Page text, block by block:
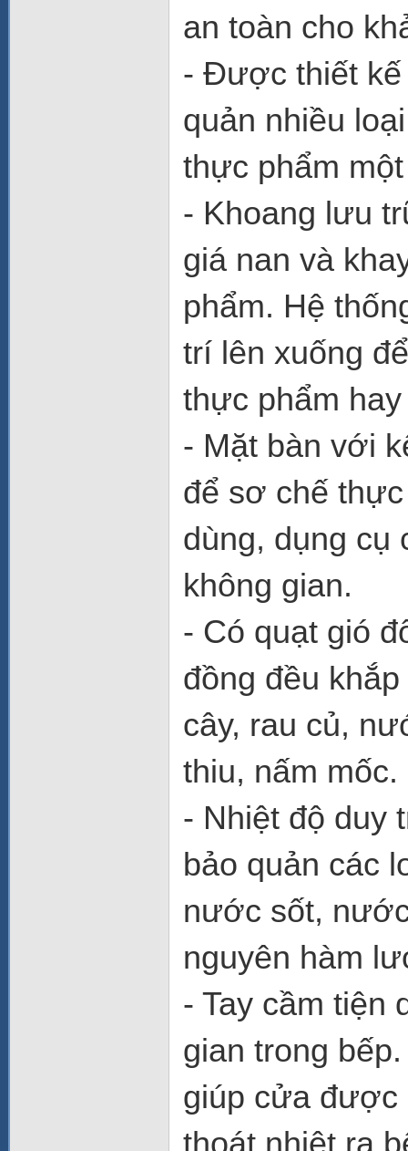
an toàn cho
- Được thiết kế
quản nhiều
thực phẩm
- Khoang lưu
giá nan và
phẩm. Hệ
trí lên xuống
thực phẩm
- Mặt bàn với
để sơ chế
dùng, dụng cụ
không gian.
- Có quạt gió
đồng đều
cây, rau củ,
thiu, nấm mốc.
- Nhiệt độ duy
bảo quản các
nước sốt,
nguyên hàm
- Tay cầm tiện
gian trong
giúp cửa được
thoát nhiệt ra